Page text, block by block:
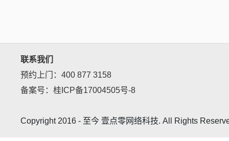
联系我们
预约上门：400 877 3158
备案号：桂ICP备17004505号-8
Copyright 2016 - 至今 壹点零网络科技. All Rights